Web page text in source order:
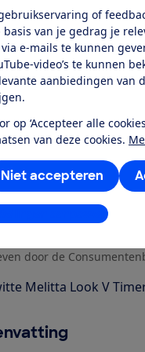
of
basis van je gedrag je
e-mails te kunnen
video’s te kunnen
aanbiedingen van
op ‘Accepteer alle
van deze cookies.
Niet accepteren
aanpassen
toegang tot
Word lid
dit product
door de
Melitta Look V